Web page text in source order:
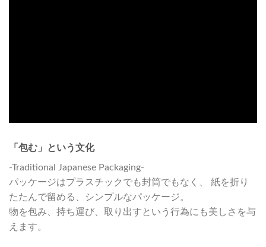
「包む」という文化
-Traditional Japanese Packaging-
パッケージはプラスチックでも封筒でもなく、 紙を折り
たたんで留める、シンプルなパッケージ。
物を包み、持ち運び、取り出すという行為にも美しさを与
えます。